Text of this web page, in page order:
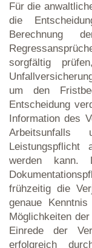
Für die
die
Berechnung
sorgfältig
um den
Entscheidung
Information des
Leistungspflicht
werden kann.
frühzeitig die
genaue
Möglichkeiten
Einrede der
erfolgreich